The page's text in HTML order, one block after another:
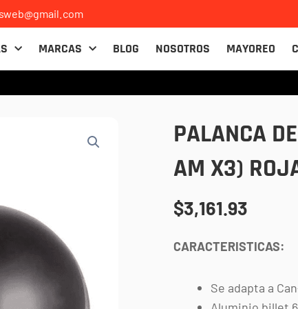
MARCAS BLOG NOSOTROS MAYOREO
PALANCA
AM X3)
$3,161.93
CARACTERISTICAS:
Se adapta a